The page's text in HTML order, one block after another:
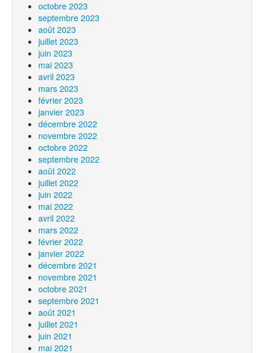
octobre 2023
septembre 2023
août 2023
juillet 2023
juin 2023
mai 2023
avril 2023
mars 2023
février 2023
janvier 2023
décembre 2022
novembre 2022
octobre 2022
septembre 2022
août 2022
juillet 2022
juin 2022
mai 2022
avril 2022
mars 2022
février 2022
janvier 2022
décembre 2021
novembre 2021
octobre 2021
septembre 2021
août 2021
juillet 2021
juin 2021
mai 2021